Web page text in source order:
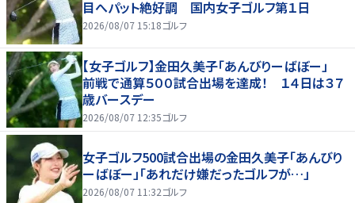
目へパット絶好調 国内女子ゴルフ第１日
2026/08/07 15:18ゴルフ
【女子ゴルフ】金田久美子「あんびりーばぼー」
前戦で通算５００試合出場を達成！ １４日は３７
歳バースデー
2026/08/07 12:35ゴルフ
女子ゴルフ500試合出場の金田久美子「あんびり
ーばぼー」「あれだけ嫌だったゴルフが…」
2026/08/07 11:32ゴルフ